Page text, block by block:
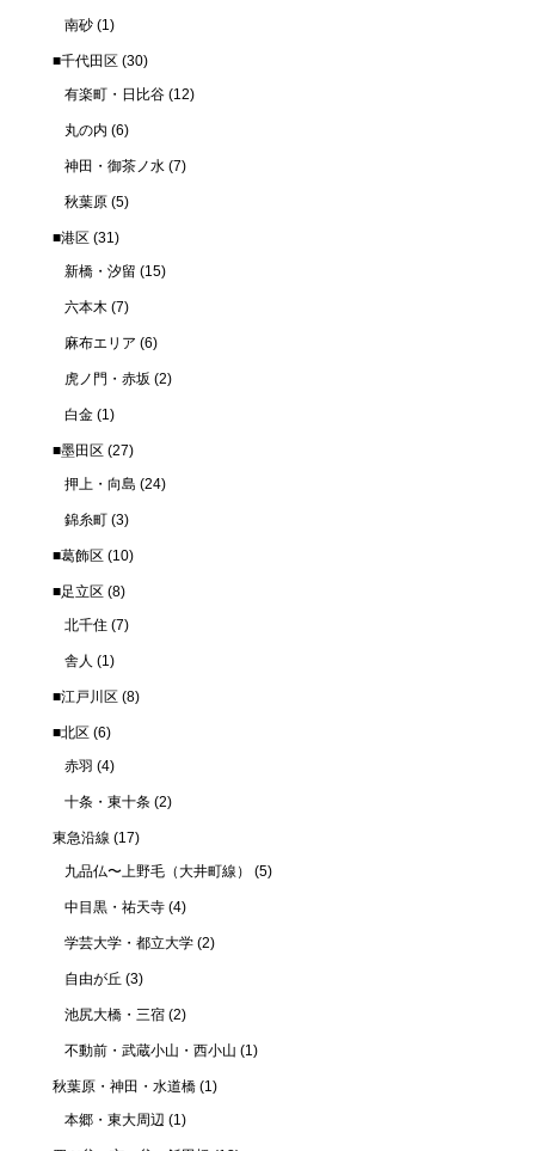
南砂 (1)
■千代田区 (30)
有楽町・日比谷 (12)
丸の内 (6)
神田・御茶ノ水 (7)
秋葉原 (5)
■港区 (31)
新橋・汐留 (15)
六本木 (7)
麻布エリア (6)
虎ノ門・赤坂 (2)
白金 (1)
■墨田区 (27)
押上・向島 (24)
錦糸町 (3)
■葛飾区 (10)
■足立区 (8)
北千住 (7)
舎人 (1)
■江戸川区 (8)
■北区 (6)
赤羽 (4)
十条・東十条 (2)
東急沿線 (17)
九品仏〜上野毛（大井町線）
(5)
中目黒・祐天寺 (4)
学芸大学・都立大学 (2)
自由が丘 (3)
池尻大橋・三宿 (2)
不動前・武蔵小山・西小山 (1)
秋葉原・神田・水道橋 (1)
本郷・東大周辺 (1)